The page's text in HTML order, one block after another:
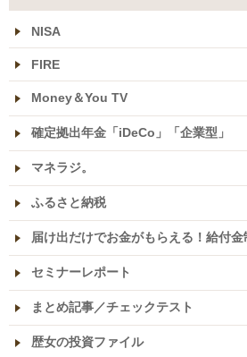
NISA
FIRE
Money＆You TV
確定拠出年金「iDeCo」「企業型」
マネラジ。
ふるさと納税
届け出だけでお金がもらえる！給付金
セミナーレポート
まとめ記事／チェックテスト
歴女の投資ファイル